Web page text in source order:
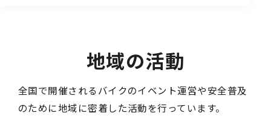
地域の活動
全国で開催されるバイクのイベント運営や安全普及
のために地域に密着した活動を行っています。